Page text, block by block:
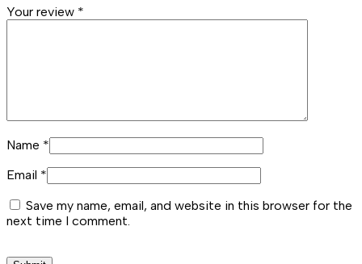
Your review *
Name *
Email *
Save my name, email, and website in this browser for the
next time I comment.